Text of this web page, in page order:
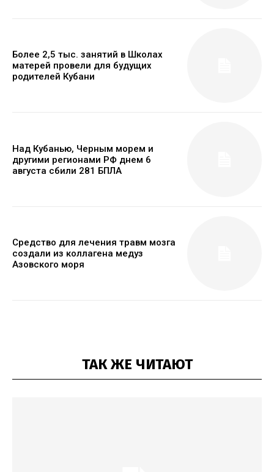
Более 2,5 тыс. занятий в Школах
матерей провели для будущих
родителей Кубани
Над Кубанью, Черным морем и
другими регионами РФ днем 6
августа сбили 281 БПЛА
Средство для лечения травм мозга
создали из коллагена медуз
Азовского моря
ТАК ЖЕ ЧИТАЮТ